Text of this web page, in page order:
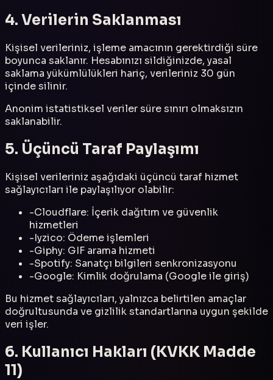
4. Verilerin Saklanması
Kişisel verileriniz, işleme amacının gerektirdiği süre
boyunca saklanır. Hesabınızı sildiğinizde, yasal
saklama yükümlülükleri hariç, verileriniz 30 gün
içinde silinir.
Anonim istatistiksel veriler süre sınırı olmaksızın
saklanabilir.
5. Üçüncü Taraf Paylaşımı
Kişisel verileriniz aşağıdaki üçüncü taraf hizmet
sağlayıcıları ile paylaşılıyor olabilir:
-Cloudflare: İçerik dağıtım ve güvenlik
hizmetleri
-Iyzico: Ödeme işlemleri
-Giphy: GIF arama hizmeti
-Spotify: Sanatçı bilgileri senkronizasyonu
-Google: Kimlik doğrulama (Google ile giriş)
Bu hizmet sağlayıcıları, yalnızca belirtilen amaçlar
doğrultusunda ve gizlilik standartlarına uygun şekilde
veri işler.
6. Kullanıcı Hakları (KVKK Madde
11)